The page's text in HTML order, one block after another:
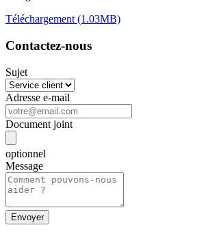
Téléchargement (1.03MB)
Contactez-nous
Sujet
Adresse e-mail
Document joint
optionnel
Message